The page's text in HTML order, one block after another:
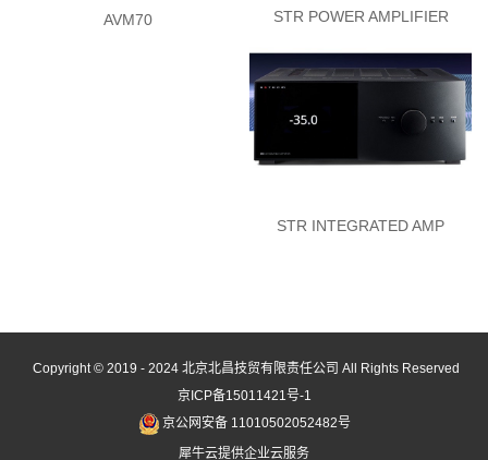
AVM70 STR POWER AMPLIFIER
STR INTEGRATED AMP
Copyright © 2019 - 2024 北京北昌技贸有限责任公司 All Rights Reserved
京ICP备15011421号-1
京公网安备 11010502052482号
犀牛云提供企业云服务